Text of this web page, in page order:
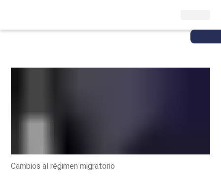
Cambios al régimen migratorio